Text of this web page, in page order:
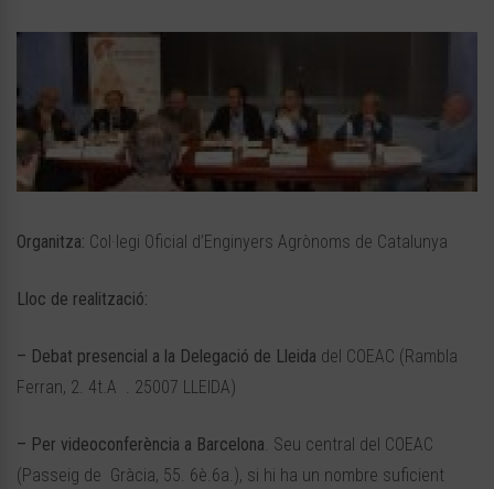
Organitza: Col·legi Oficial d’Enginyers Agrònoms de Catalunya
Lloc de realització:
– Debat presencial a la Delegació de Lleida del COEAC (Rambla
Ferran, 2. 4t.A . 25007 LLEIDA)
– Per videoconferència a Barcelona. Seu central del COEAC
(Passeig de Gràcia, 55. 6è.6a.), si hi ha un nombre suficient